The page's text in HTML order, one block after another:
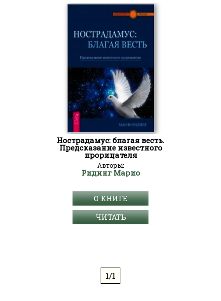
Нострадамус: благая весть.
Предсказание известного
прорицателя
Авторы:
Ридинг Марио
О КНИГЕ
ЧИТАТЬ
1/1